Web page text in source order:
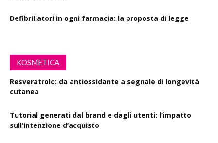
Defibrillatori in ogni farmacia: la proposta di legge
KOSMETICA
Resveratrolo: da antiossidante a segnale di longevità
cutanea
Tutorial generati dal brand e dagli utenti: l’impatto
sull’intenzione d’acquisto